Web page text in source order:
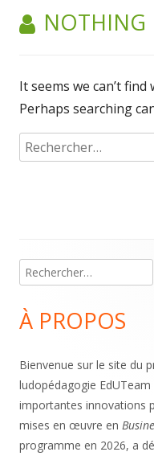
NOTHING
It seems we can’t
Perhaps searching
Rechercher :
Main
Sidebar
Rechercher :
À PROPOS
Bienvenue sur le site du
ludopédagogie
importantes innovations
mises en œuvre en
programme en 2026, a